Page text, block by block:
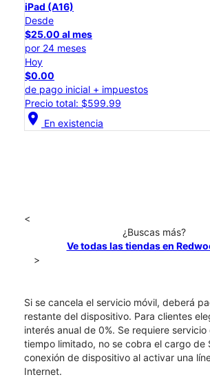
iPad (A16)
Desde
$25.00 al mes
por 24 meses
Hoy
$0.00
de pago inicial + impuestos
Precio total: $599.99
location_on En existencia
<
¿Buscas más?
Ve todas las tiendas en
>
Si se cancela el servicio móvil, deberá
restante del dispositivo. Para clientes
interés anual de 0%. Se requiere servicio
tiempo limitado, no se cobra el cargo de
conexión de dispositivo al activar una
Internet.